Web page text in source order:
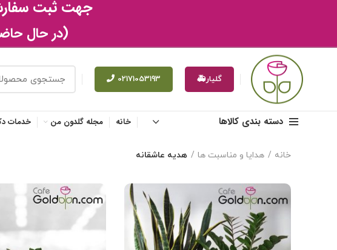
جهت ثبت
(در حال
گلیار🚑 02171053193
دسته بندی کالاها خانه مجله گلدون من خدمات
خانه هدایا و مناسبت ها هدیه عاشقانه